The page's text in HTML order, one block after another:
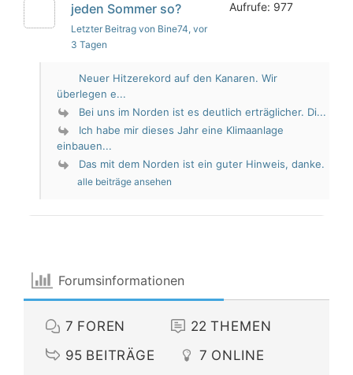
jeden Sommer so?
Letzter Beitrag von Bine74, vor
3 Tagen
Aufrufe: 977
Neuer Hitzerekord auf den Kanaren. Wir
überlegen e...
Bei uns im Norden ist es deutlich erträglicher. Di...
Ich habe mir dieses Jahr eine Klimaanlage
einbauen...
Das mit dem Norden ist ein guter Hinweis, danke.
alle beiträge ansehen
Forumsinformationen
7 FOREN 22 THEMEN
95 BEITRÄGE 7 ONLINE